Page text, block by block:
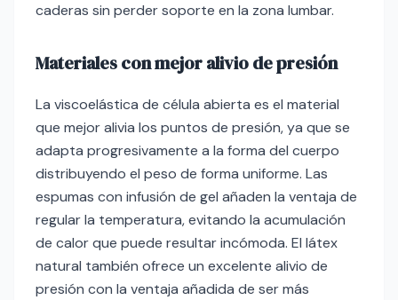
caderas sin perder soporte en la zona lumbar.
Materiales con mejor alivio de presión
La viscoelástica de célula abierta es el material
que mejor alivia los puntos de presión, ya que se
adapta progresivamente a la forma del cuerpo
distribuyendo el peso de forma uniforme. Las
espumas con infusión de gel añaden la ventaja de
regular la temperatura, evitando la acumulación
de calor que puede resultar incómoda. El látex
natural también ofrece un excelente alivio de
presión con la ventaja añadida de ser más